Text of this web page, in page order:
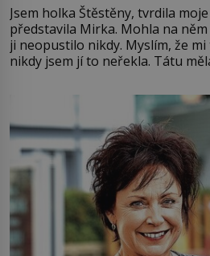
Jsem holka Štěstěny, tvrdila
představila Mirka. Mohla na
ji neopustilo nikdy. Myslím, že
nikdy jsem jí to neřekla. Tátu
Jsme spolu moc rádi Tehdy byla